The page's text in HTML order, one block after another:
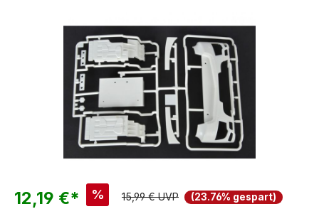
12,19 €* % 15,99 € UVP (23.76% gespart)